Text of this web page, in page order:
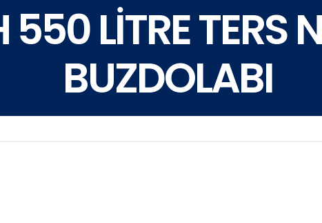
LİTRE TERS
BUZDOLABI